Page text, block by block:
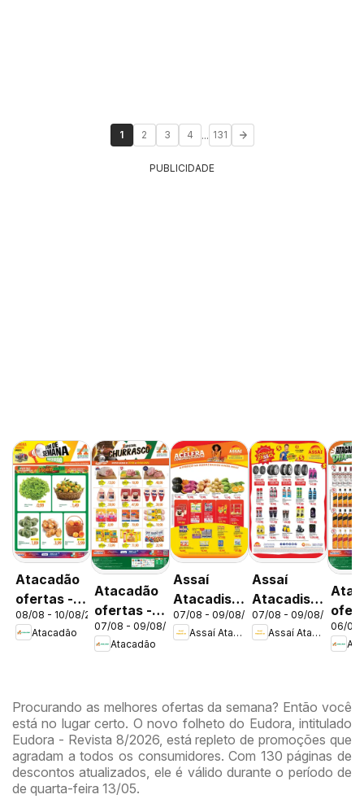
1 2 3 4 ... 131
PUBLICIDADE
Atacadão
ofertas -
DF
08/08 - 10/08/2026
Atacadão
Atacadão
ofertas -
DF
07/08 - 09/08/2026
Atacadão
Assaí
Atacadista
ofertas -
DF
07/08 - 09/08/2026
Assaí Atacadista
Assaí
Atacadista
ofertas -
DF
07/08 - 09/08/2026
Assaí Atacadista
DF
06/08
Procurando as melhores ofertas da semana? Então você
está no lugar certo. O novo folheto do Eudora, intitulado
Eudora - Revista 8/2026, está repleto de promoções que
agradam a todos os consumidores. Com 130 páginas de
descontos atualizados, ele é válido durante o período de
de quarta-feira 13/05.